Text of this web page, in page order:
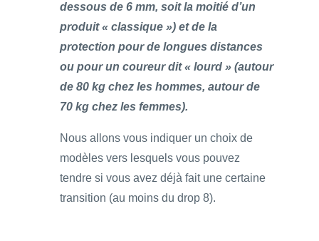
dessous de 6 mm, soit la moitié d’un
produit « classique ») et de la
protection pour de longues distances
ou pour un coureur dit « lourd » (autour
de 80 kg chez les hommes, autour de
70 kg chez les femmes).
Nous allons vous indiquer un choix de
modèles vers lesquels vous pouvez
tendre si vous avez déjà fait une certaine
transition (au moins du drop 8).